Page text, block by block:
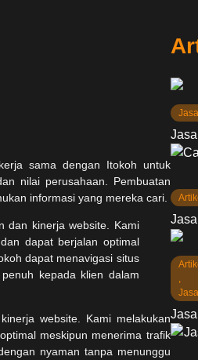
sama dengan Itokoh untuk
nilai perusahaan. Pembuatan
informasi yang mereka cari.
website. Kami melakukan
meskipun menerima trafik
nyaman tanpa menunggu